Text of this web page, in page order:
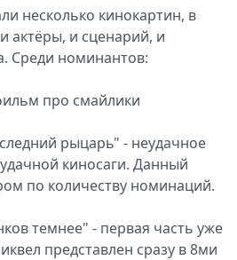
несколько кинокартин, в
актёры, и сценарий, и
Среди номинантов:
про смайлики
рыцарь" - неудачное
киносаги. Данный
по количеству номинаций.
темнее" - первая часть уже
представлен сразу в 8ми